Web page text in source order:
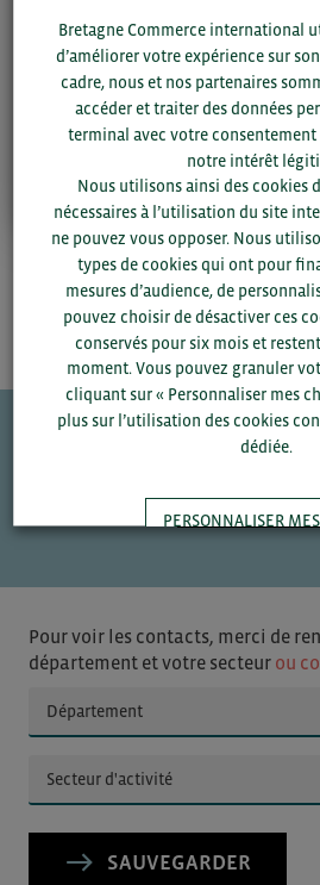
> Vous souhaitez devenir
formulaire d’adhésion. Votre
soumise à validation par BCI.
Se connecter
Avec le soutien du Crédit Agricole |
VOS
Pour voir les contacts, merci de
département et votre secteur ou
SAUVEGARDER
Bretagne Commerce international
d’améliorer votre expérience sur
cadre, nous et nos partenaires
accéder et traiter des données
terminal avec votre
notre intérêt
Nous utilisons ainsi des cookies
nécessaires à l’utilisation du site
ne pouvez vous opposer. Nous
types de cookies qui ont pour
mesures d’audience, de
pouvez choisir de désactiver ces
conservés pour six mois et
moment. Vous pouvez granuler
cliquant sur « Personnaliser mes
plus sur l’utilisation des cookies
dédiée.
PERSONNALISER
TOUT